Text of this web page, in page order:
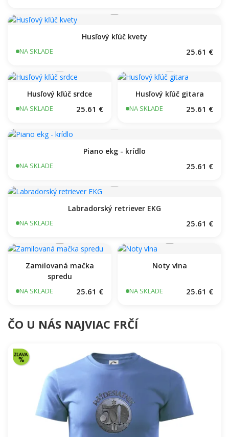
Husľový kľúč kvety
NA SKLADE 25.61 €
Husľový kľúč srdce
NA SKLADE 25.61 €
Husľový kľúč gitara
NA SKLADE 25.61 €
Piano ekg - krídlo
NA SKLADE 25.61 €
Labradorský retriever‎ EKG
NA SKLADE 25.61 €
Zamilovaná mačka
spredu
NA SKLADE 25.61 €
Noty vlna
NA SKLADE 25.61 €
ČO U NÁS NAJVIAC FRČÍ